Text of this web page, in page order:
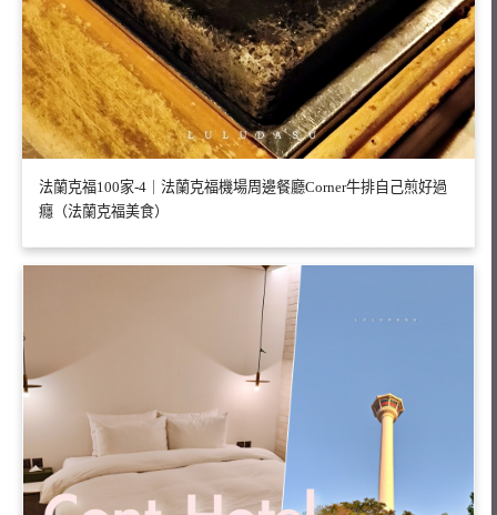
法蘭克福100家-4｜法蘭克福機場周邊餐廳Corner牛排自己煎好過
癮（法蘭克福美食）